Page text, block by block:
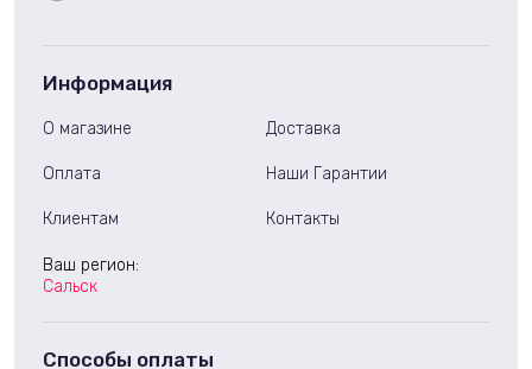
Информация
О магазине Доставка
Оплата Наши Гарантии
Клиентам Контакты
Ваш регион:
Сальск
Способы оплаты